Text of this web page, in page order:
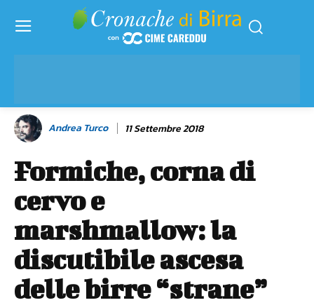
Andrea Turco 11 Settembre 2018
Formiche, corna di
cervo e
marshmallow: la
discutibile ascesa
delle birre “strane”